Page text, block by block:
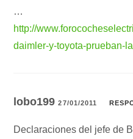
…
http://
daimler-y-toyota-prueban-
lobo19927/01/2011
Declaraciones del jefe de